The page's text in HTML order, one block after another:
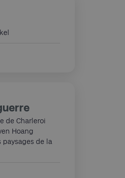
de Charleroi
Hoang
de la